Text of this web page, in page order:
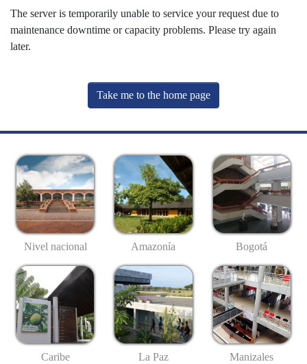
The server is temporarily unable to service your request due to
maintenance downtime or capacity problems. Please try again
later.
Take me to the home page
Nivel nacional Amazonía Bogotá
Caribe La Paz Manizales